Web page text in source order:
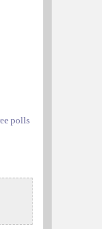
polls